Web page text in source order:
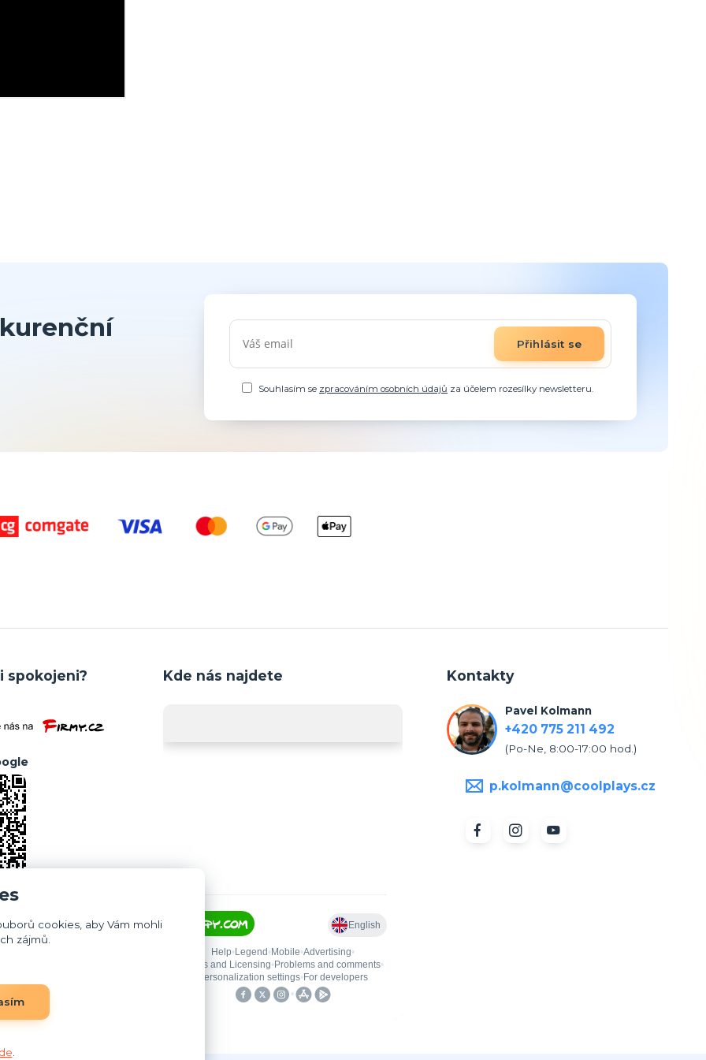
Přihlásit se
Souhlasím se zpracováním osobních údajů za účelem rozesílky newsletteru.
spokojeni? Kde nás najdete Kontakty
Pavel Kolmann
+420 775 211 492
(Po-Ne, 8:00-17:00 hod.)
p.kolmann@coolplays.cz
cookies, aby Vám mohli
zájmů.